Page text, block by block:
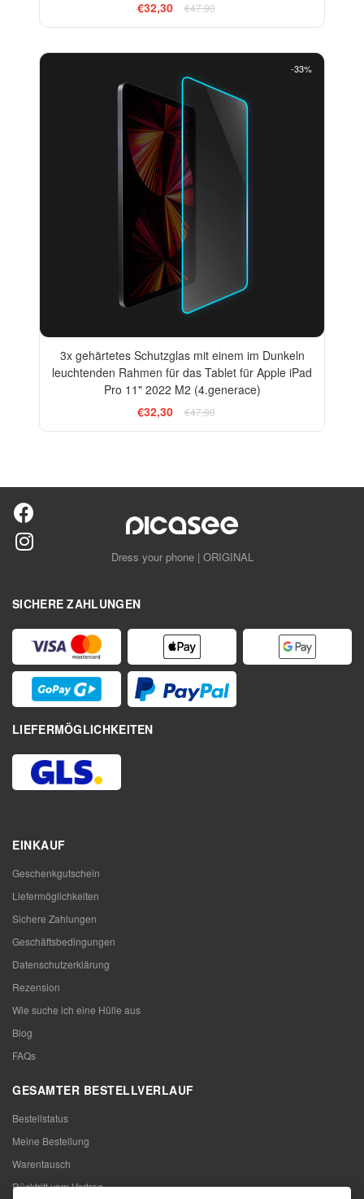
€32,30
€47,90
-33%
3x gehärtetes Schutzglas mit einem im Dunkeln
leuchtenden Rahmen für das Tablet für Apple iPad
Pro 11" 2022 M2 (4.generace)
€32,30
€47,90
Dress your phone | ORIGINAL
SICHERE ZAHLUNGEN
LIEFERMÖGLICHKEITEN
EINKAUF
Geschenkgutschein
Liefermöglichkeiten
Sichere Zahlungen
Geschäftsbedingungen
Datenschutzerklärung
Rezension
Wie suche ich eine Hülle aus
Blog
FAQs
GESAMTER BESTELLVERLAUF
Bestellstatus
Meine Bestellung
Warentausch
Rücktritt vom Vertrag